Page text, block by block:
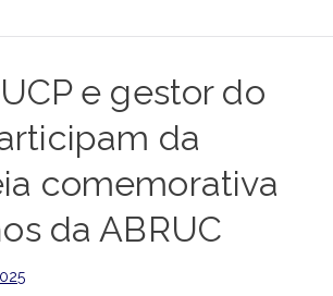
e gestor do
da
comemorativa
da ABRUC